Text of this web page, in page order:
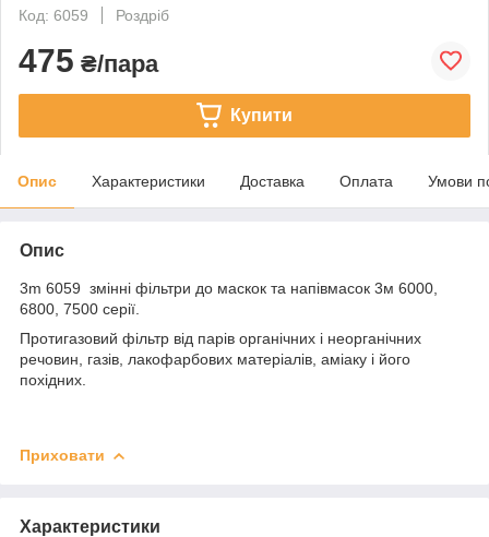
Код: 6059
Роздріб
475 ₴/пара
Купити
Опис Характеристики Доставка Оплата Умови
Опис
3m 6059 змінні фільтри до маскок та напівмасок 3м 6000,
6800, 7500 серії.
Протигазовий фільтр від парів органічних і неорганічних
речовин, газів, лакофарбових матеріалів, аміаку і його
похідних.
Приховати
Характеристики